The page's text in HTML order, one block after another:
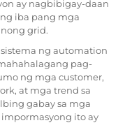
ay nagbibigay-daan
iba pang mga
grid.
ng automation
pag-
ng mga customer,
at mga trend sa
gabay sa mga
ito ay